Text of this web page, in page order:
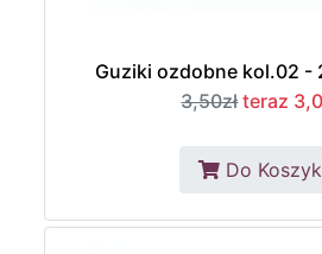
Guziki ozdobne kol.02 -
3,50zł teraz
Do